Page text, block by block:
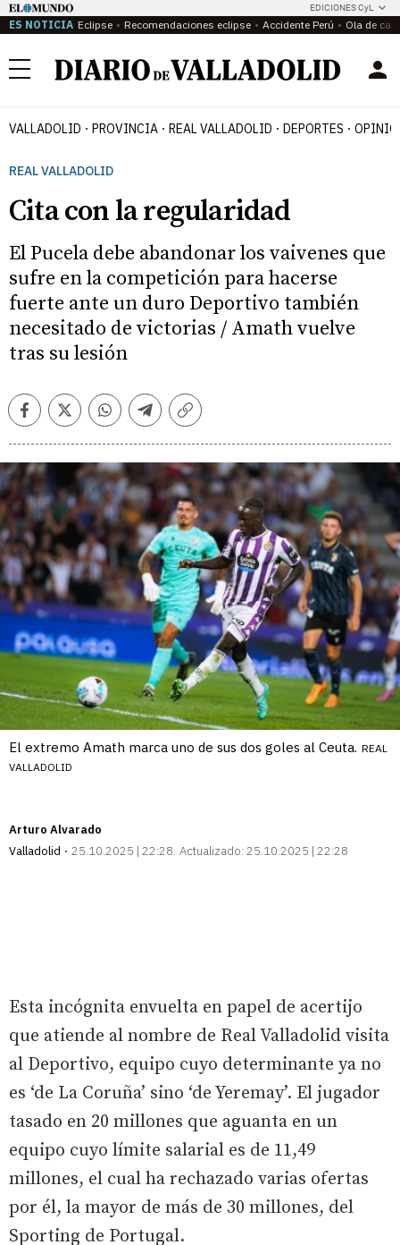
EDICIONES CyL
ES NOTICIA Eclipse Recomendaciones eclipse Accidente Perú Ola de
Menú
VALLADOLID PROVINCIA REAL VALLADOLID DEPORTES
REAL VALLADOLID
Cita con la regularidad
El Pucela debe abandonar los vaivenes que
sufre en la competición para hacerse
fuerte ante un duro Deportivo también
necesitado de victorias / Amath vuelve
tras su lesión
FacebookTwitterWhatsappTelegramCopiar
El extremo Amath marca uno de sus dos goles al Ceuta. REAL
VALLADOLID
Arturo Alvarado
Valladolid
25.10.2025 | 22:28 Actualizado: 25.10.2025 | 22:28
Esta incógnita envuelta en papel de acertijo
que atiende al nombre de Real Valladolid visita
al Deportivo, equipo cuyo determinante ya no
es ‘de La Coruña’ sino ‘de Yeremay’. El jugador
tasado en 20 millones que aguanta en un
equipo cuyo límite salarial es de 11,49
millones, el cual ha rechazado varias ofertas
por él, la mayor de más de 30 millones, del
Sporting de Portugal.